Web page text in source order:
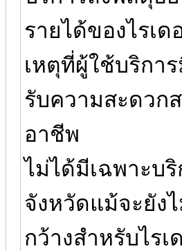
รายได้ของไรเ
เหตุที่ผู้ใช้บริกา
รับความสะดวก
อาชีพ
ไม่ได้มีเฉพาะบ
จังหวัดแม้จะยัง
กว้างสำหรับไร